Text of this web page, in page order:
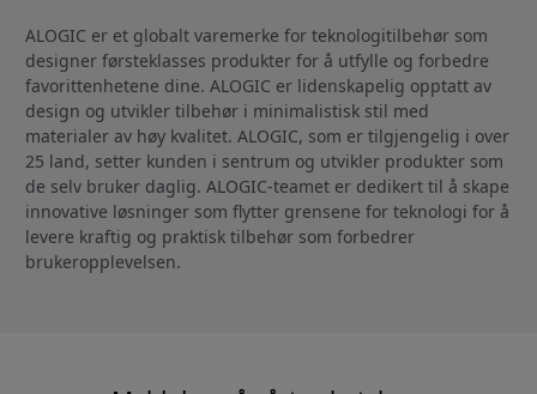
ALOGIC er et globalt varemerke for teknologitilbehør som
designer førsteklasses produkter for å utfylle og forbedre
favorittenhetene dine. ALOGIC er lidenskapelig opptatt av
design og utvikler tilbehør i minimalistisk stil med
materialer av høy kvalitet. ALOGIC, som er tilgjengelig i over
25 land, setter kunden i sentrum og utvikler produkter som
de selv bruker daglig. ALOGIC-teamet er dedikert til å skape
innovative løsninger som flytter grensene for teknologi for å
levere kraftig og praktisk tilbehør som forbedrer
brukeropplevelsen.